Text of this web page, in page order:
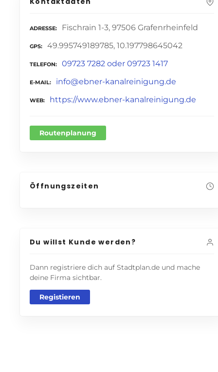
ADRESSE Fischrain 1-3, 97506 Grafenrheinfeld
GPS 49.995749189785, 10.197798645042
TELEFON 09723 7282 oder 09723 1417
E-MAIL info@ebner-kanalreinigung.de
WEB https://www.ebner-kanalreinigung.de
Routenplanung
Öffnungszeiten
Du willst Kunde werden?
Dann registriere dich auf Stadtplan.de und mache
deine Firma sichtbar.
Registieren